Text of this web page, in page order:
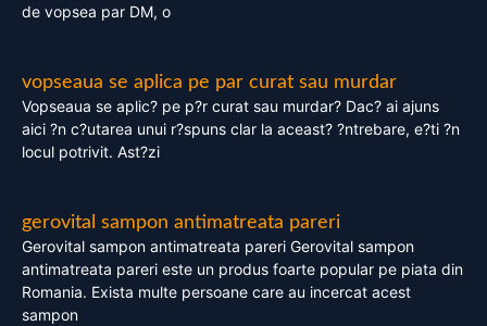
de vopsea par DM, o
vopseaua se aplica pe par curat sau murdar
Vopseaua se aplic? pe p?r curat sau murdar? Dac? ai ajuns
aici ?n c?utarea unui r?spuns clar la aceast? ?ntrebare, e?ti ?n
locul potrivit. Ast?zi
gerovital sampon antimatreata pareri
Gerovital sampon antimatreata pareri Gerovital sampon
antimatreata pareri este un produs foarte popular pe piata din
Romania. Exista multe persoane care au incercat acest
sampon